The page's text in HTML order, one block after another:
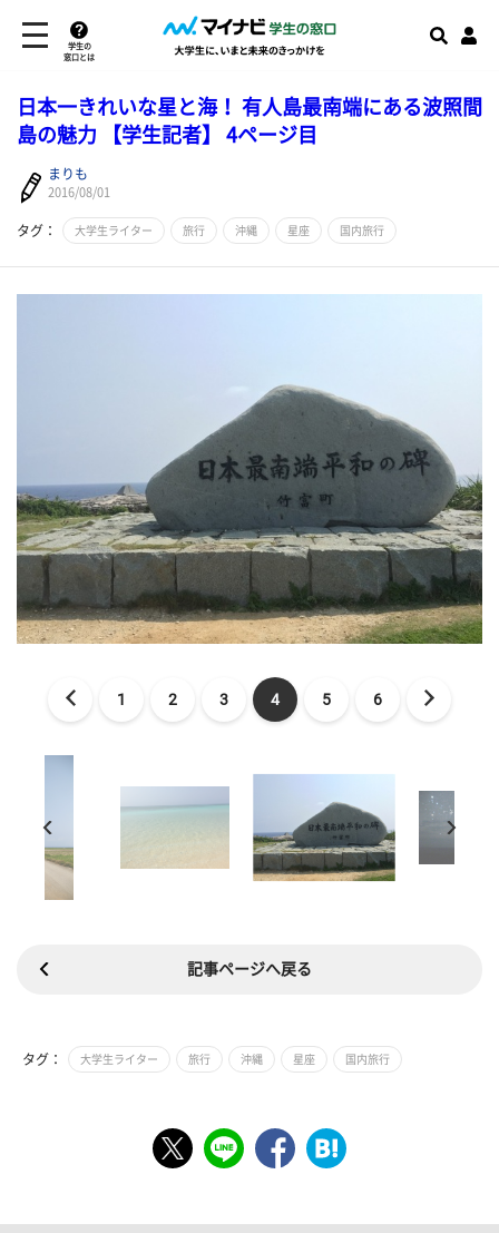
学生の
窓口とは
日本一きれいな星と海！ 有人島最南端にある波照間
島の魅力 【学生記者】 4ページ目
まりも
2016/08/01
タグ： 大学生ライター 旅行 沖縄 星座 国内旅行
1 2 3 4 5 6
記事ページへ戻る
タグ： 大学生ライター 旅行 沖縄 星座 国内旅行